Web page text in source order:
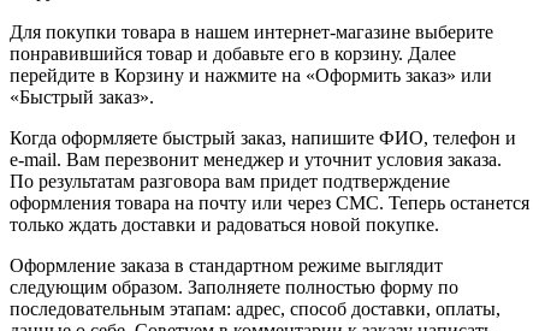
Для покупки товара в нашем интернет-магазине выберите
понравившийся товар и добавьте его в корзину. Далее
перейдите в Корзину и нажмите на «Оформить заказ» или
«Быстрый заказ».
Когда оформляете быстрый заказ, напишите ФИО, телефон и
e-mail. Вам перезвонит менеджер и уточнит условия заказа.
По результатам разговора вам придет подтверждение
оформления товара на почту или через СМС. Теперь останется
только ждать доставки и радоваться новой покупке.
Оформление заказа в стандартном режиме выглядит
следующим образом. Заполняете полностью форму по
последовательным этапам: адрес, способ доставки, оплаты,